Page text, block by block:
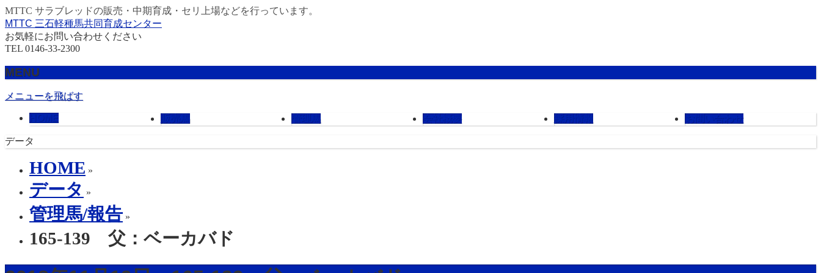
MTTC サラブレッドの販売・中期育成・セリ上場などを行っています。
MTTC 三石軽種馬共同育成センター
お気軽にお問い合わせください
TEL 0146-33-2300
MENU
メニューを飛ばす
HOME 販売馬 管理馬 会社概要 採用情報 お問い合わせ
データ
HOME »
データ »
管理馬/報告 »
165-139 父：ベーカバド